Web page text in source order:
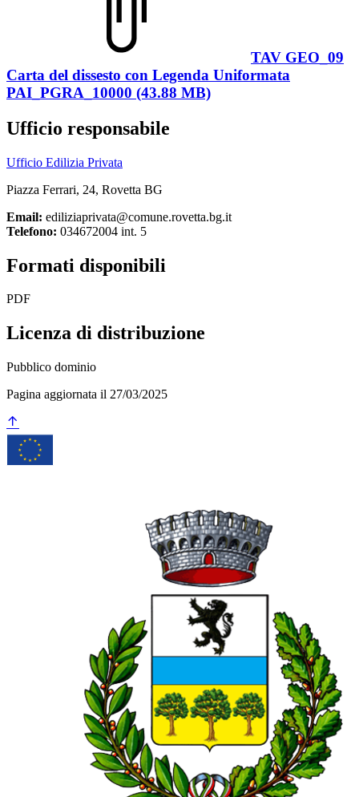
TAV GEO_09
Carta del dissesto con Legenda Uniformata
PAI_PGRA_10000 (43.88 MB)
Ufficio responsabile
Ufficio Edilizia Privata
Piazza Ferrari, 24, Rovetta BG
Email: ediliziaprivata@comune.rovetta.bg.it
Telefono: 034672004 int. 5
Formati disponibili
PDF
Licenza di distribuzione
Pubblico dominio
Pagina aggiornata il 27/03/2025